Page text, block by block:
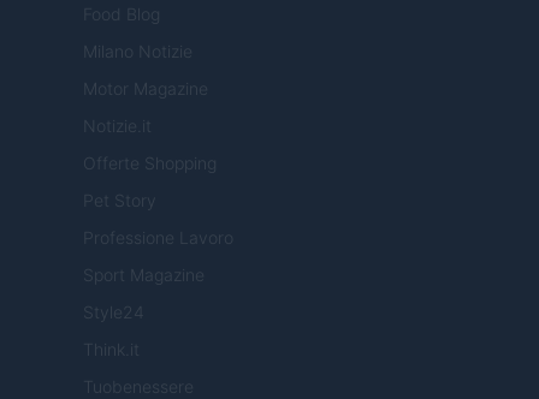
Food Blog
Milano Notizie
Motor Magazine
Notizie.it
Offerte Shopping
Pet Story
Professione Lavoro
Sport Magazine
Style24
Think.it
Tuobenessere